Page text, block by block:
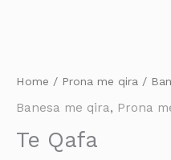
Home / Prona me qira /
Banesa me qira, Prona
Te Qafa